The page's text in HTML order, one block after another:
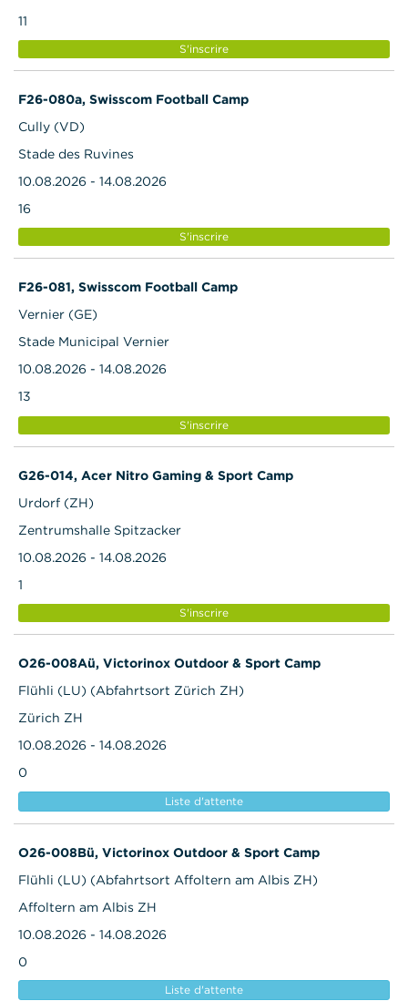
11
S'inscrire
F26-080a, Swisscom Football Camp
Cully (VD)
Stade des Ruvines
10.08.2026 - 14.08.2026
16
S'inscrire
F26-081, Swisscom Football Camp
Vernier (GE)
Stade Municipal Vernier
10.08.2026 - 14.08.2026
13
S'inscrire
G26-014, Acer Nitro Gaming & Sport Camp
Urdorf (ZH)
Zentrumshalle Spitzacker
10.08.2026 - 14.08.2026
1
S'inscrire
O26-008Aü, Victorinox Outdoor & Sport Camp
Flühli (LU) (Abfahrtsort Zürich ZH)
Zürich ZH
10.08.2026 - 14.08.2026
0
Liste d'attente
O26-008Bü, Victorinox Outdoor & Sport Camp
Flühli (LU) (Abfahrtsort Affoltern am Albis ZH)
Affoltern am Albis ZH
10.08.2026 - 14.08.2026
0
Liste d'attente